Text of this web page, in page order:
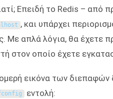
Επειδή το Redis – από
, και υπάρχει
Με απλά λόγια, θα έχετε
στον οποίο έχετε
εικόνα των διεπαφών
εντολή: